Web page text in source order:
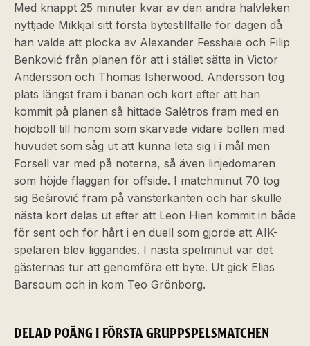
Med knappt 25 minuter kvar av den andra halvleken
nyttjade Mikkjal sitt första bytestillfälle för dagen då
han valde att plocka av Alexander Fesshaie och Filip
Benković från planen för att i stället sätta in Victor
Andersson och Thomas Isherwood. Andersson tog
plats längst fram i banan och kort efter att han
kommit på planen så hittade Salétros fram med en
höjdboll till honom som skarvade vidare bollen med
huvudet som såg ut att kunna leta sig i i mål men
Forsell var med på noterna, så även linjedomaren
som höjde flaggan för offside. I matchminut 70 tog
sig Beširović fram på vänsterkanten och här skulle
nästa kort delas ut efter att Leon Hien kommit in både
för sent och för hårt i en duell som gjorde att AIK-
spelaren blev liggandes. I nästa spelminut var det
gästernas tur att genomföra ett byte. Ut gick Elias
Barsoum och in kom Teo Grönborg.
DELAD POÄNG I FÖRSTA GRUPPSPELSMATCHEN